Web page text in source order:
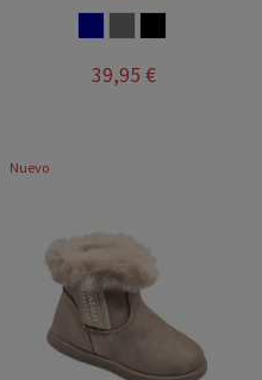
39,95 €
Nuevo